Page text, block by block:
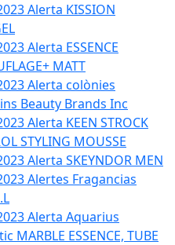
Alerta KISSION
Alerta ESSENCE
MATT
Alerta colònies
Beauty Brands Inc
Alerta KEEN STROCK
STYLING MOUSSE
Alerta SKEYNDOR MEN
Alertes Fragancias
Alerta Aquarius
MARBLE ESSENCE, TUBE